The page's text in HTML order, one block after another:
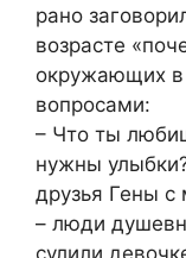
рано
возрасте
окружающих в
вопросами:
– Что ты
нужны
друзья Гены с
– люди